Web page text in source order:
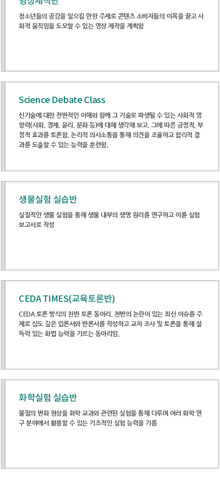
청소년들의 공감을 일으킬 만한 주제로 콘텐츠 소비자들의 이목을 끌고 사
회적 움직임을 도모할 수 있는 영상 제작을 계획함
Science Debate Class
신기술에 대한 전반적인 이해와 함께 그 기술로 파생될 수 있는 사회적 영
향력(사회, 경제, 윤리, 문화 등)에 대해 생각해 보고, 그에 따른 긍정적, 부
정적 효과를 토론함. 논리적 의사소통을 통해 의견을 조율하고 합리적 결
과를 도출할 수 있는 능력을 훈련함.
생물실험 실습반
실질적인 생물 실험을 통해 생물 내부의 생명 원리를 연구하고 이를 실험
보고서로 작성
CEDA TIMES(교육토론반)
CEDA 토론 방식의 찬반 토론 동아리. 찬반의 논란이 있는 최신 이슈를 주
제로 심도 깊은 입론서와 반론서를 작성하고 교차 조사 및 토론을 통해 설
득력 있는 화법 능력을 기르는 동아리임.
화학실험 실습반
물질의 변화 현상을 화학 교과와 관련된 실험을 통해 다루며 여러 화학 연
구 분야에서 활용할 수 있는 기초적인 실험 능력을 기름